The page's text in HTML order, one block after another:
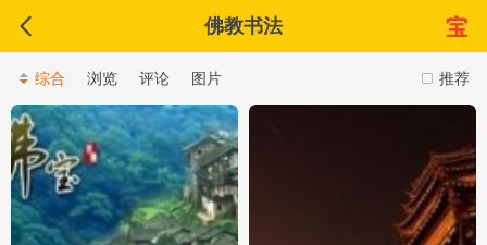
佛教书法
推荐
综合 浏览 评论 图片